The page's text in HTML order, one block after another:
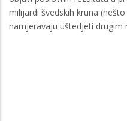
milijardi švedskih kruna
namjeravaju uštedjeti drugim